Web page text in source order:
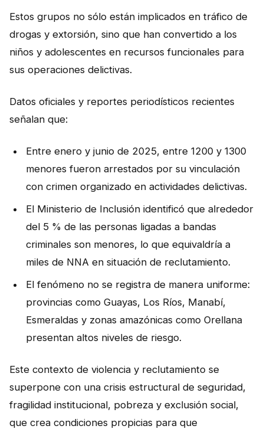
Estos grupos no sólo están implicados en tráfico de
drogas y extorsión, sino que han convertido a los
niños y adolescentes en recursos funcionales para
sus operaciones delictivas.
Datos oficiales y reportes periodísticos recientes
señalan que:
Entre enero y junio de 2025, entre 1200 y 1300
menores fueron arrestados por su vinculación
con crimen organizado en actividades delictivas.
El Ministerio de Inclusión identificó que alrededor
del 5 % de las personas ligadas a bandas
criminales son menores, lo que equivaldría a
miles de NNA en situación de reclutamiento.
El fenómeno no se registra de manera uniforme:
provincias como Guayas, Los Ríos, Manabí,
Esmeraldas y zonas amazónicas como Orellana
presentan altos niveles de riesgo.
Este contexto de violencia y reclutamiento se
superpone con una crisis estructural de seguridad,
fragilidad institucional, pobreza y exclusión social,
que crea condiciones propicias para que